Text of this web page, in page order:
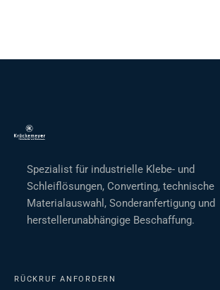
Spezialist für industrielle Klebe- und
Schleiflösungen, Converting, technische
Materialauswahl, Sonderanfertigung und
herstellerunabhängige Beschaffung.
RÜCKRUF ANFORDERN